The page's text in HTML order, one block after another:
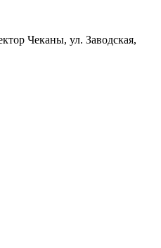
Чеканы, ул. Заводская,